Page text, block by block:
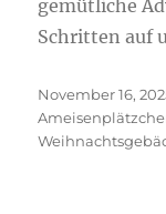
gemütliche
Schritten auf
Veröffentlicht
am
November 16,